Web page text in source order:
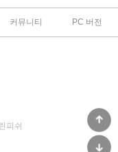
커뮤니티 PC 버전
피쉬